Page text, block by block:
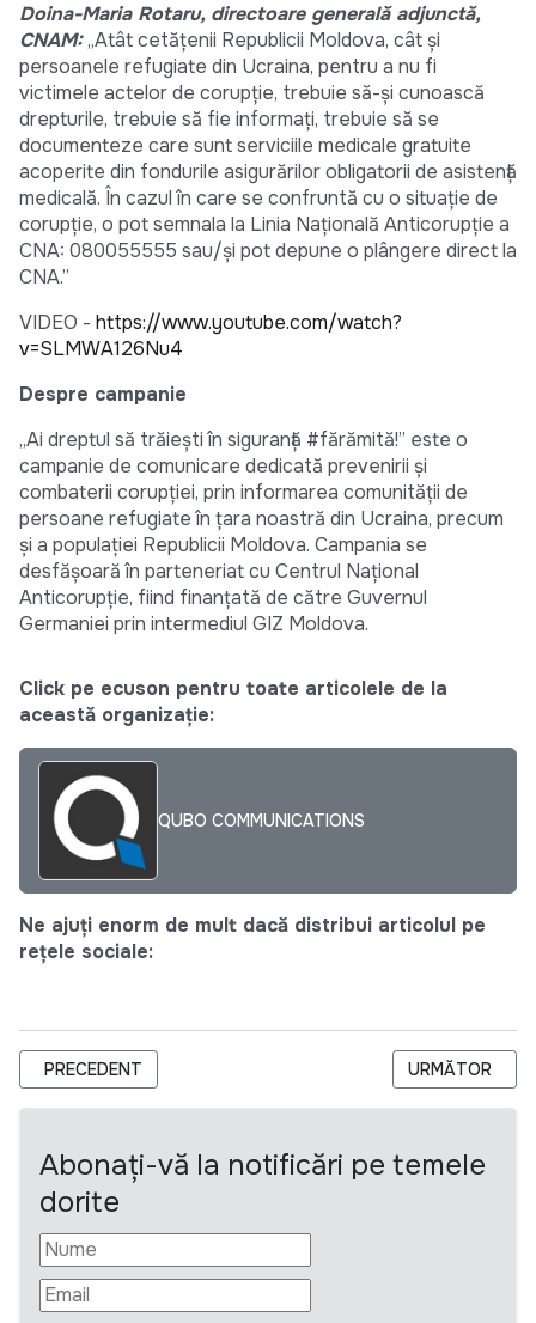
Doina-Maria Rotaru, directoare generală adjunctă,
CNAM:„Atât cetățenii Republicii Moldova, cât și
persoanele refugiate din Ucraina, pentru a nu fi
victimele actelor de corupție, trebuie să-și cunoască
drepturile, trebuie să fie informați, trebuie să se
documenteze care sunt serviciile medicale gratuite
acoperite din fondurile asigurărilor obligatorii de asistență
medicală. În cazul în care se confruntă cu o situație de
corupție, o pot semnala la Linia Națională Anticorupție a
CNA: 080055555 sau/și pot depune o plângere direct la
CNA.”
VIDEO - https://www.youtube.com/watch?
v=SLMWA126Nu4
Despre campanie
„Ai dreptul să trăiești în siguranță #fărămită!” este o
campanie de comunicare dedicată prevenirii și
combaterii corupției, prin informarea comunității de
persoane refugiate în țara noastră din Ucraina, precum
și a populației Republicii Moldova. Campania se
desfășoară în parteneriat cu Centrul Național
Anticorupție, fiind finanțată de către Guvernul
Germaniei prin intermediul GIZ Moldova.
Click pe ecuson pentru toate articolele de la
această organizație:
QUBO COMMUNICATIONS
Ne ajuți enorm de mult dacă distribui articolul pe
rețele sociale:
ARTICOL PRECEDENT: БЕСПЛАТНЫЕ МЕДИЦИНСКИЕ
PRECEDENT ARTICOLUL
URMĂTOR
Abonați-vă la notificări pe temele
dorite